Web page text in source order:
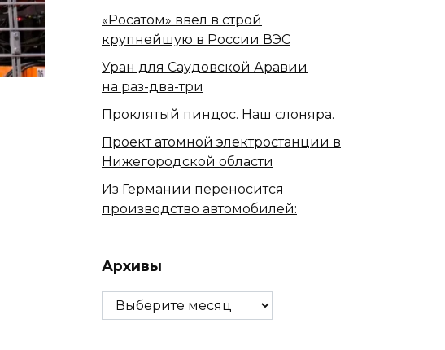
«Росатом» ввел в строй
крупнейшую в России ВЭС
Уран для Саудовской Аравии
на раз-два-три
Проклятый пиндос. Наш слоняра.
Проект атомной электростанции в
Нижегородской области
Из Германии переносится
производство автомобилей:
Архивы
Архивы